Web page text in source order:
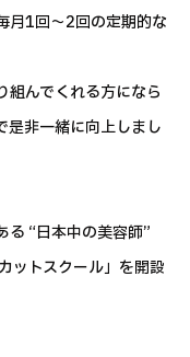
月1回～2回の定期的な
組んでくれる方になら
是非一緒に向上しまし
“日本中の美容師”
ットスクール」を開設